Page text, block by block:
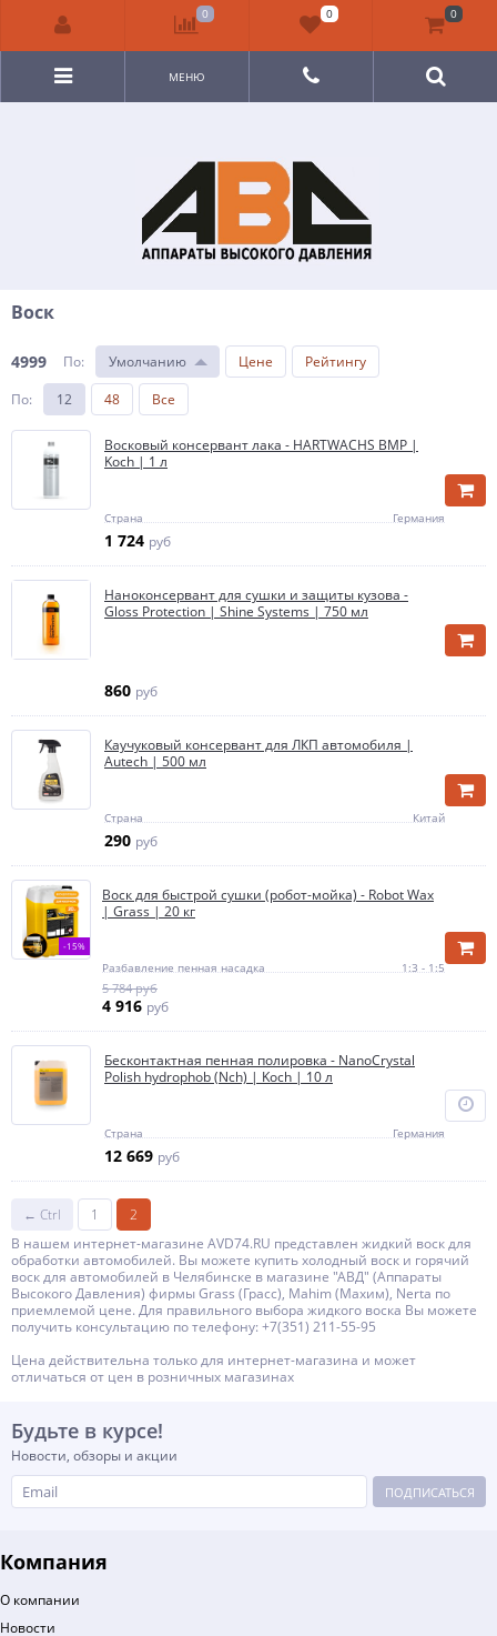
МЕНЮ
Воск
4999 По: Умолчанию Цене
Рейтингу
По: 12 48 Все
Восковый консервант лака - HARTWACHS BMP |
Koch | 1 л
Страна Германия
1 724 руб
Наноконсервант для сушки и защиты кузова -
Gloss Protection | Shine Systems | 750 мл
860 руб
Каучуковый консервант для ЛКП автомобиля |
Autech | 500 мл
Страна Китай
290 руб
-15%
Воск для быстрой сушки (робот-мойка) - Robot Wax
| Grass | 20 кг
Разбавление пенная насадка 1:3 - 1:5
5 784 руб
4 916 руб
Бесконтактная пенная полировка - NanoCrystal
Polish hydrophob (Nch) | Koch | 10 л
Страна Германия
12 669 руб
← Ctrl 1
2
В нашем интернет-магазине AVD74.RU представлен жидкий воск для
обработки автомобилей. Вы можете купить холодный воск и горячий
воск для автомобилей в Челябинске в магазине "АВД" (Аппараты
Высокого Давления) фирмы Grass (Грасс), Mahim (Махим), Nerta по
приемлемой цене. Для правильного выбора жидкого воска Вы можете
получить консультацию по телефону: +7(351) 211-55-95
Цена действительна только для интернет-магазина и может
отличаться от цен в розничных магазинах
Будьте в курсе!
Новости, обзоры и акции
ПОДПИСАТЬСЯ
Компания
О компании
Новости
0 0 0